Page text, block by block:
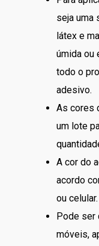
seja uma
látex e
úmida ou
todo o
adesivo.
As cores
um lote
A cor do
acordo
ou celular.
Pode ser
móveis,